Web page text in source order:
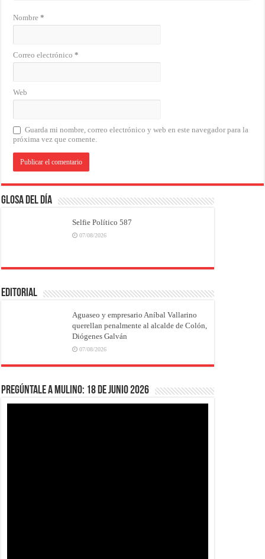
Nombre*
Correo electrónico*
Web
Guarda mi nombre, correo electrónico y web en este navegador para la
próxima vez que comente.
Glosa del Día
Selfie Político 587
07/08/2026
EDITORIAL
Aguaseo y empresario Aníbal Vallarino
querellan penalmente al alcalde de Colón,
Diógenes Galván
07/08/2026
Pregúntale a Mulino: 18 de junio 2026